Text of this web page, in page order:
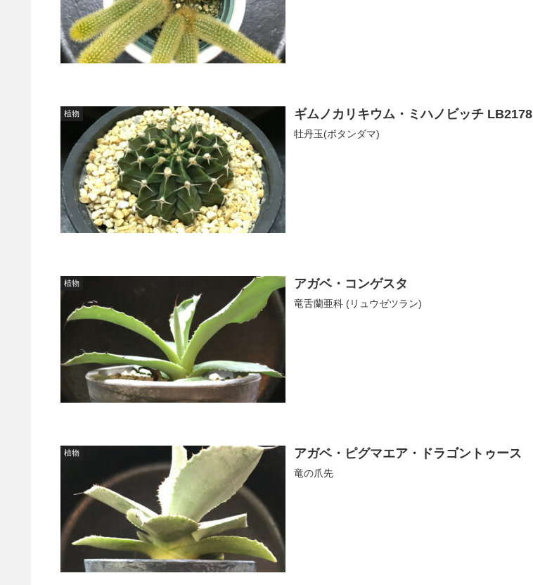
植物 ギムノカリキウム・ミハノビッチ LB2178
牡丹玉(ボタンダマ)
植物 アガベ・コンゲスタ
竜舌蘭亜科 (リュウゼツラン)
植物 アガベ・ピグマエア・ドラゴントゥース
竜の爪先